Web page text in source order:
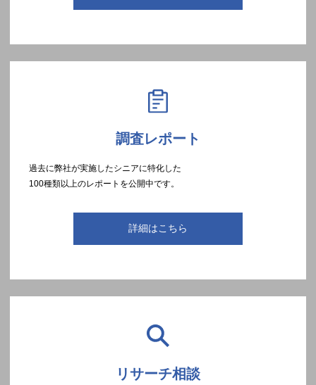
調査レポート
過去に弊社が実施したシニアに特化した
100種類以上のレポートを公開中です。
詳細はこちら
リサーチ相談